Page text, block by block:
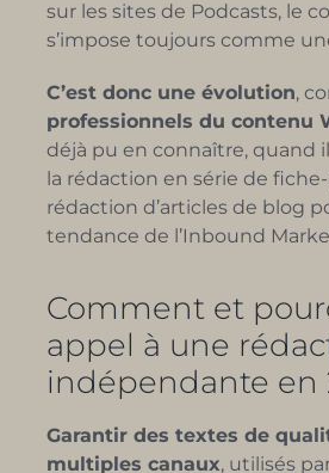
sur les sites de Podcasts, le
s’impose toujours comme
C’est donc une évolution,
professionnels du contenu
déjà pu en connaître, quand
la rédaction en série de
rédaction d’articles de blog
tendance de l’Inbound
Comment et
appel à une
indépendante en
Garantir des textes de
multiples canaux, utilisés